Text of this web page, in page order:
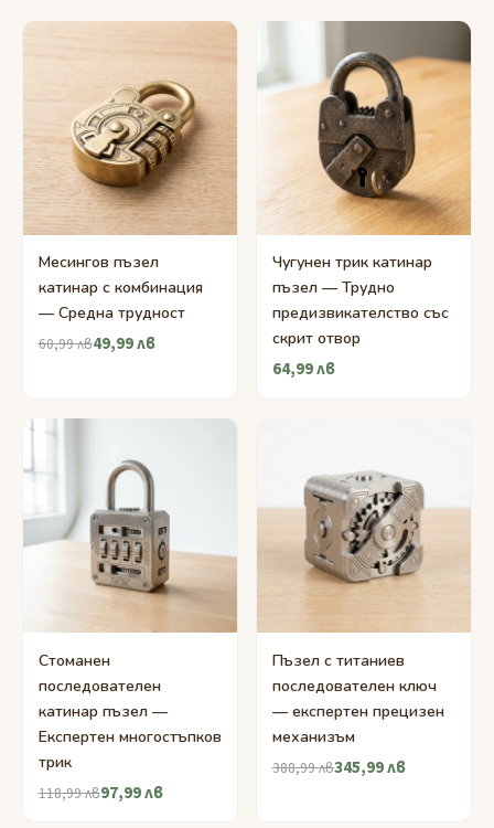
Месингов пъзел
катинар с комбинация
— Средна трудност
60,99 лв49,99 лв
Чугунен трик катинар
пъзел — Трудно
предизвикателство със
скрит отвор
64,99 лв
Стоманен
последователен
катинар пъзел —
Експертен многостъпков
трик
118,99 лв97,99 лв
Пъзел с титаниев
последователен ключ
— експертен прецизен
механизъм
388,99 лв345,99 лв